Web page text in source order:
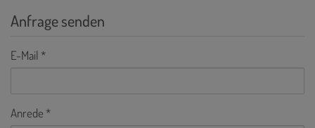
Anfrage senden
E-Mail
Anrede